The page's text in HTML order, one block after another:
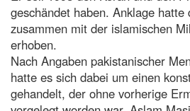
geschändet haben. Anklage
zusammen mit der islamischen
erhoben.
Nach Angaben pakistanischer
hatte es sich dabei um einen
gehandelt, der ohne vorherige